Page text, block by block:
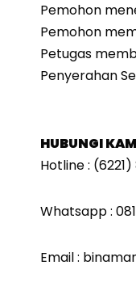
Pemohon
Pemohon
Petugas
Penyerahan
HUBUNGI
Hotline :
Whatsapp :
Email :